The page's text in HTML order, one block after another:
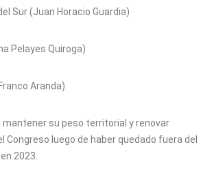
Sur (Juan Horacio Guardia)
Pelayes Quiroga)
Aranda)
mantener su peso territorial y renovar
Congreso luego de haber quedado fuera del
2023.